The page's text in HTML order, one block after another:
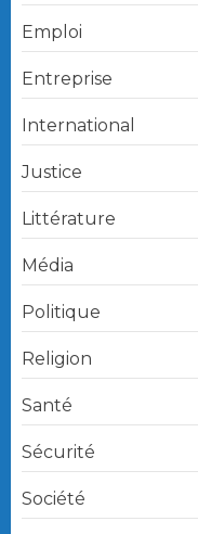
Emploi
Entreprise
International
Justice
Littérature
Média
Politique
Religion
Santé
Sécurité
Société